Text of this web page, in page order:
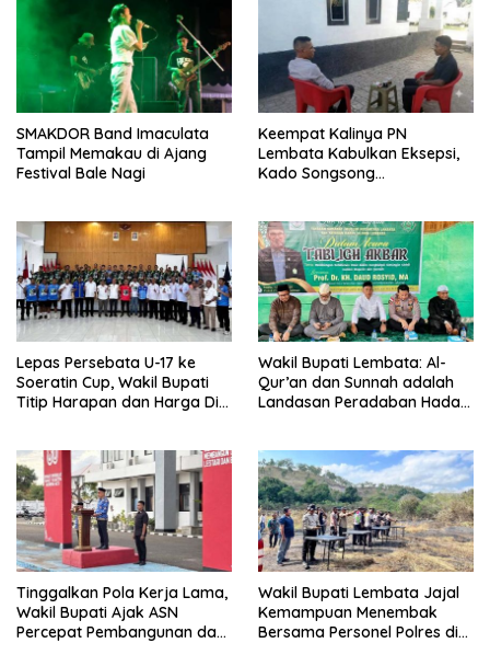
SMAKDOR Band Imaculata
Tampil Memakau di Ajang
Festival Bale Nagi
Keempat Kalinya PN
Lembata Kabulkan Eksepsi,
Kado Songsong
Lepas Persebata U-17 ke
Soeratin Cup, Wakil Bupati
Titip Harapan dan Harga Diri
Wakil Bupati Lembata: Al-
Qur’an dan Sunnah adalah
Landasan Peradaban Hadapi
Tinggalkan Pola Kerja Lama,
Wakil Bupati Ajak ASN
Percepat Pembangunan dan
Wakil Bupati Lembata Jajal
Kemampuan Menembak
Bersama Personel Polres di